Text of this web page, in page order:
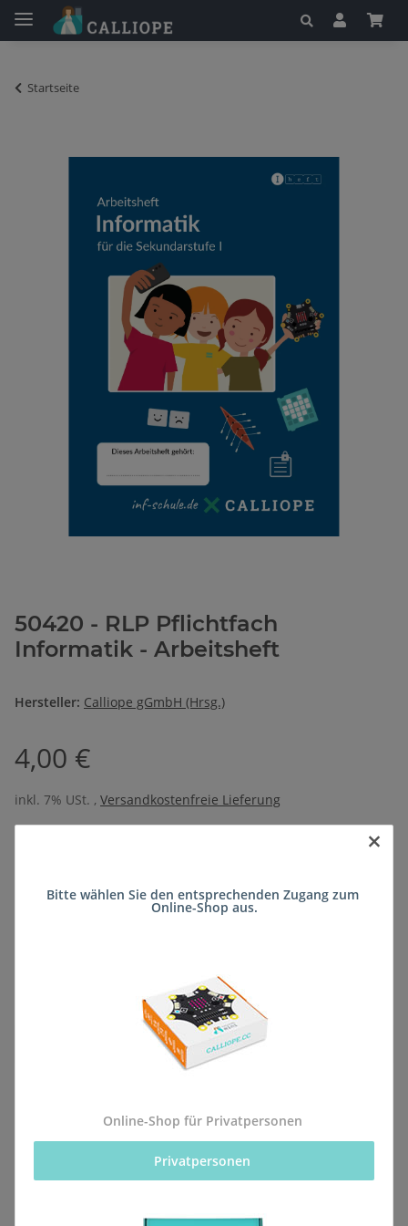
Startseite
50420 - RLP Pflichtfach
Informatik - Arbeitsheft
Hersteller: Calliope gGmbH (Hrsg.)
4,00 €
inkl. 7% USt. , Versandkostenfreie Lieferung
Lieferzeit:ca. 5 Wochen(DE - kein
Beschreibung
Alle Bestellungen für dieses Produkt werden direkt an
die Schule (Freiherr-vom-Stein Gymnasium Betzdorf)
×
Bitte wählen Sie den entsprechenden Zugang zum
Online-Shop aus.
Online-Shop für Privatpersonen
Privatpersonen